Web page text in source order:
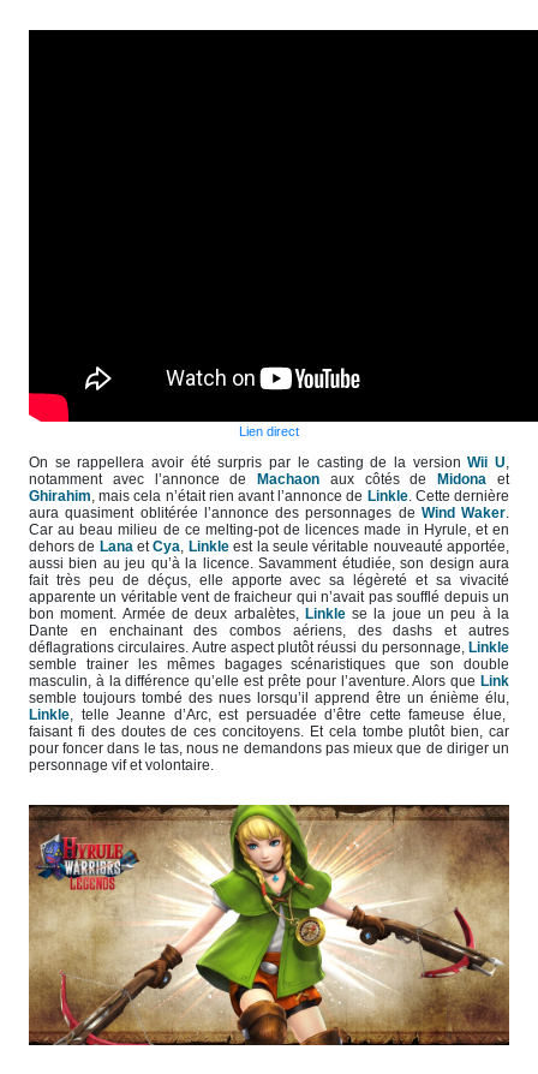
Lien direct
On se rappellera avoir été surpris par le casting de la version Wii U
notamment avec l’annonce deMachaon aux côtés deMidona et
Ghirahim , mais cela n’était rien avant l’annonce de Linkle. Cette dernière
aura quasiment oblitérée l’annonce des personnages de Wind Waker
Car au beau milieu de ce melting-pot de licences made in Hyrule, et en
dehors de Lana etCya Linkleest la seule véritable nouveauté apportée,
aussi bien au jeu qu’à la licence. Savamment étudiée, son design aura
fait très peu de déçus, elle apporte avec sa légèreté et sa vivacité
apparente un véritable vent de fraicheur qui n’avait pas soufflé depuis un
bon moment. Armée de deux arbalètes, Linklese la joue un peu à la
Dante en enchainant des combos aériens, des dashs et autres
déflagrations circulaires. Autre aspect plutôt réussi du personnage, Linkle
semble trainer les mêmes bagages scénaristiques que son double
masculin, à la différence qu’elle est prête pour l’aventure. Alors que Link
semble toujours tombé des nues lorsqu’il apprend être un énième élu,
Linkle , telle Jeanne d’Arc, est persuadée d’être cette fameuse élue,
faisant fi des doutes de ces concitoyens. Et cela tombe plutôt bien, car
pour foncer dans le tas, nous ne demandons pas mieux que de diriger un
personnage vif et volontaire.